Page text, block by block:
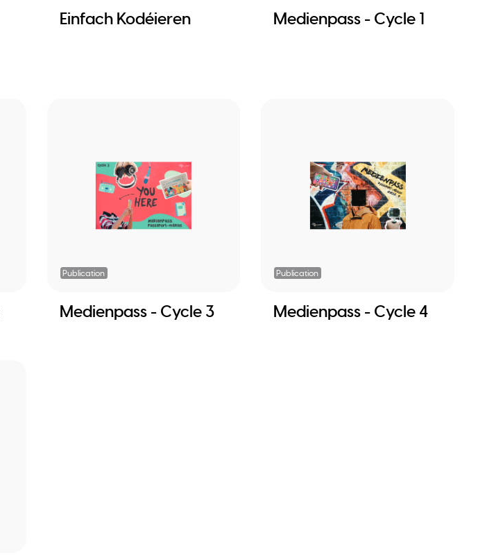
Einfach Kodéieren Medienpass - Cycle 1
Publication
Medienpass - Cycle 3
Publication
Medienpass - Cycle 4